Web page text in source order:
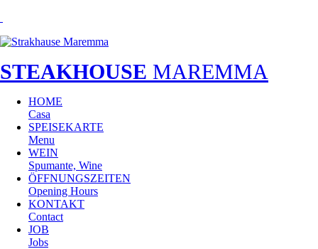
STEAKHOUSE MAREMMA
HOME
Casa
SPEISEKARTE
Menu
WEIN
Spumante, Wine
ÖFFNUNGSZEITEN
Opening Hours
KONTAKT
Contact
JOB
Jobs